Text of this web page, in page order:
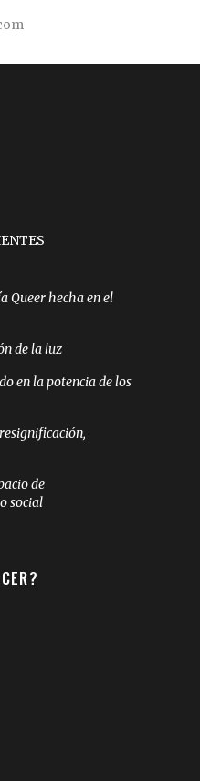
Queer hecha en el
de la luz
en la potencia de los
de
social